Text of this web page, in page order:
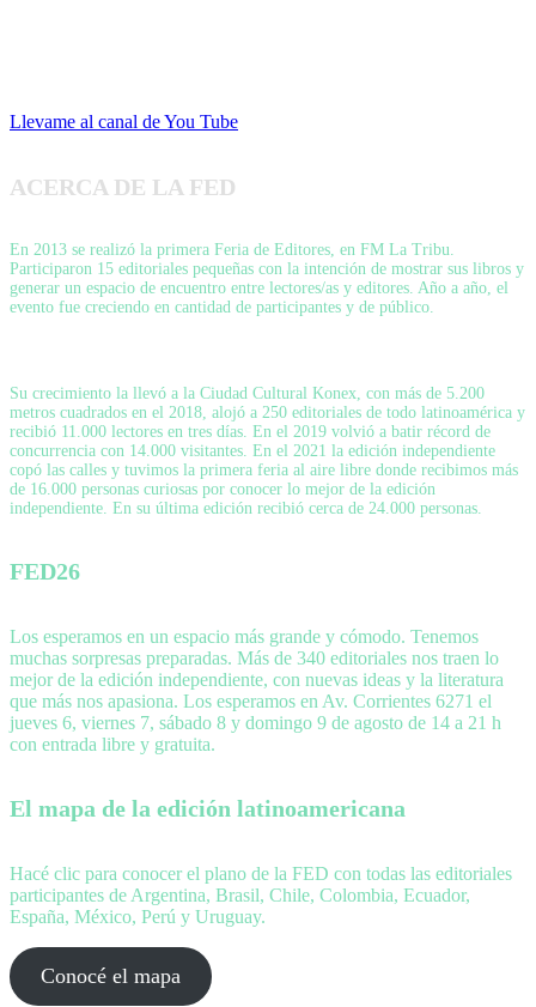
Llevame al canal de You Tube
ACERCA DE LA FED
En 2013 se realizó la primera Feria de Editores, en FM La Tribu.
Participaron 15 editoriales pequeñas con la intención de mostrar sus libros y
generar un espacio de encuentro entre lectores/as y editores. Año a año, el
evento fue creciendo en cantidad de participantes y de público.
Su crecimiento la llevó a la Ciudad Cultural Konex, con más de 5.200
metros cuadrados en el 2018, alojó a 250 editoriales de todo latinoamérica y
recibió 11.000 lectores en tres días. En el 2019 volvió a batir récord de
concurrencia con 14.000 visitantes. En el 2021 la edición independiente
copó las calles y tuvimos la primera feria al aire libre donde recibimos más
de 16.000 personas curiosas por conocer lo mejor de la edición
independiente. En su última edición recibió cerca de 24.000 personas.
FED26
Los esperamos en un espacio más grande y cómodo. Tenemos
muchas sorpresas preparadas. Más de 340 editoriales nos traen lo
mejor de la edición independiente, con nuevas ideas y la literatura
que más nos apasiona. Los esperamos en Av. Corrientes 6271 el
jueves 6, viernes 7, sábado 8 y domingo 9 de agosto de 14 a 21 h
con entrada libre y gratuita.
El mapa de la edición latinoamericana
Hacé clic para conocer el plano de la FED con todas las editoriales
participantes de Argentina, Brasil, Chile, Colombia, Ecuador,
España, México, Perú y Uruguay.
Conocé el mapa